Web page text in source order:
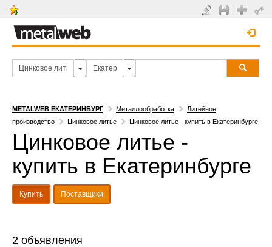
METALWEB ЕКАТЕРИНБУРГ Металлообработка
Литейное
производство
Цинковое литье Цинковое литье - купить в Екатеринбурге
Цинковое литье -
купить в Екатеринбурге
Купить Поставщики
2 объявления